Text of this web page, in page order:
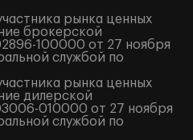
рынка ценных
брокерской
100000 от 27 ноября
службой по
рынка ценных
дилерской
010000 от 27 ноября
службой по